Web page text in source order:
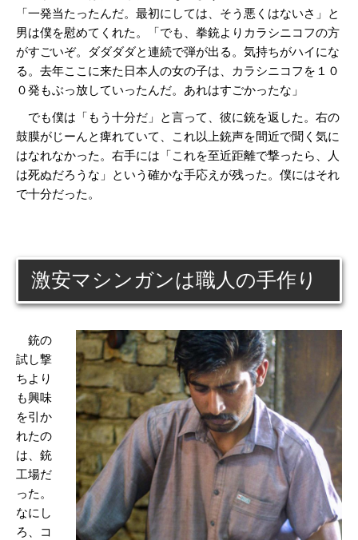
「一発当たったんだ。最初にしては、そう悪くはないさ」と
男は僕を慰めてくれた。「でも、拳銃よりカラシニコフの方
がすごいぞ。ダダダダと連続で弾が出る。気持ちがハイにな
る。去年ここに来た日本人の女の子は、カラシニコフを１０
０発もぶっ放していったんだ。あれはすごかったな」
でも僕は「もう十分だ」と言って、彼に銃を返した。右の
鼓膜がじーんと痺れていて、これ以上銃声を間近で聞く気に
はなれなかった。右手には「これを至近距離で撃ったら、人
は死ぬだろうな」という確かな手応えが残った。僕にはそれ
で十分だった。
激安マシンガンは職人の手作り
銃の
試し撃
ちより
も興味
を引か
れたの
は、銃
工場だ
った。
なにし
ろ、コ